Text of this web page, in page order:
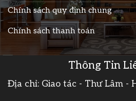
Chính sách quy định chung
Chính sách thanh toán
Thông Tin
Địa chỉ: Giao tác - Thư Lâm -